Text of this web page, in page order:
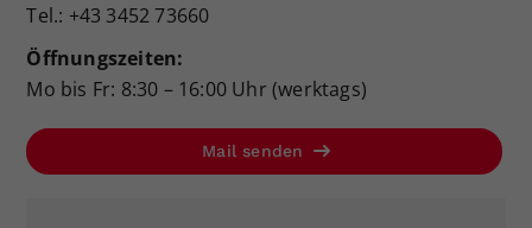
Tel.: +43 3452 73660
Öffnungszeiten:
Mo bis Fr: 8:30 – 16:00 Uhr (werktags)
Mail senden